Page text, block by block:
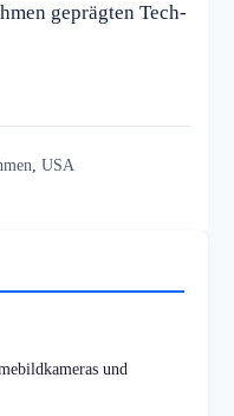
geprägten Tech-
USA
und